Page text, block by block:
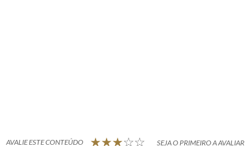
AVALIE ESTE CONTEÚDO SEJA O PRIMEIRO A AVALIAR